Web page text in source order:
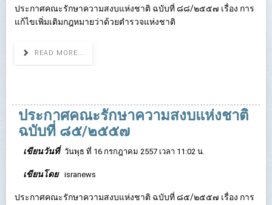
ประกาศคณะรักษาความสงบแห่งชาติ ฉบับที่ ๘๘/๒๕๕๗ เรื่อง การ
แก้ไขเพิ่มเติมกฎหมายว่าด้วยตำรวจแห่งชาติ
READ MORE...
ประกาศคณะรักษาความสงบแห่งชาติ
ฉบับที่ ๘๕/๒๕๕๗
เขียนวันที่ วันพุธ ที่ 16 กรกฎาคม 2557 เวลา 11:02 น.
เขียนโดย isranews
ประกาศคณะรักษาความสงบแห่งชาติ ฉบับที่ ๘๕/๒๕๕๗ เรื่อง การ